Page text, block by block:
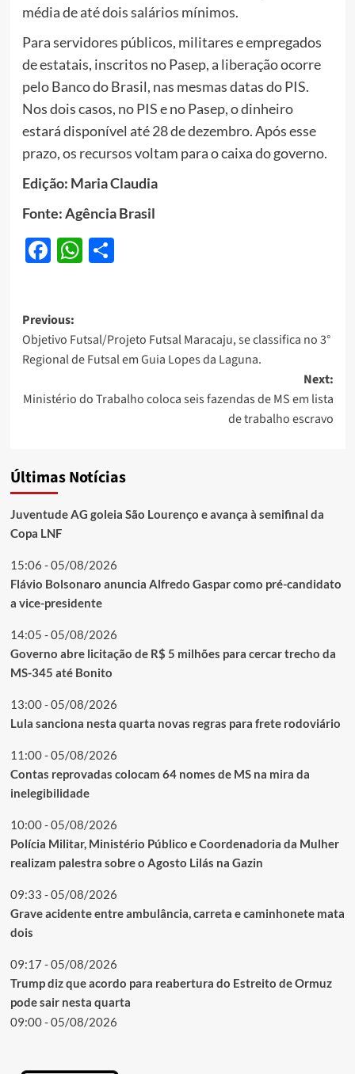
média de até dois salários mínimos.
Para servidores públicos, militares e empregados
de estatais, inscritos no Pasep, a liberação ocorre
pelo Banco do Brasil, nas mesmas datas do PIS.
Nos dois casos, no PIS e no Pasep, o dinheiro
estará disponível até 28 de dezembro. Após esse
prazo, os recursos voltam para o caixa do governo.
Edição: Maria Claudia
Fonte: Agência Brasil
Facebook
WhatsApp
Share
Post
navigation
Previous:
Objetivo Futsal/Projeto Futsal Maracaju, se classifica no 3°
Regional de Futsal em Guia Lopes da Laguna.
Next:
Ministério do Trabalho coloca seis fazendas de MS em lista
de trabalho escravo
Últimas Notícias
Juventude AG goleia São Lourenço e avança à semifinal da
Copa LNF
15:06 - 05/08/2026
Flávio Bolsonaro anuncia Alfredo Gaspar como pré-candidato
a vice-presidente
14:05 - 05/08/2026
Governo abre licitação de R$ 5 milhões para cercar trecho da
MS-345 até Bonito
13:00 - 05/08/2026
Lula sanciona nesta quarta novas regras para frete rodoviário
11:00 - 05/08/2026
Contas reprovadas colocam 64 nomes de MS na mira da
inelegibilidade
10:00 - 05/08/2026
Polícia Militar, Ministério Público e Coordenadoria da Mulher
realizam palestra sobre o Agosto Lilás na Gazin
09:33 - 05/08/2026
Grave acidente entre ambulância, carreta e caminhonete mata
dois
09:17 - 05/08/2026
Trump diz que acordo para reabertura do Estreito de Ormuz
pode sair nesta quarta
09:00 - 05/08/2026